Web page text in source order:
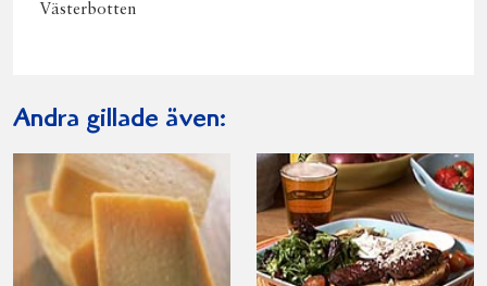
Västerbotten
Andra gillade även: